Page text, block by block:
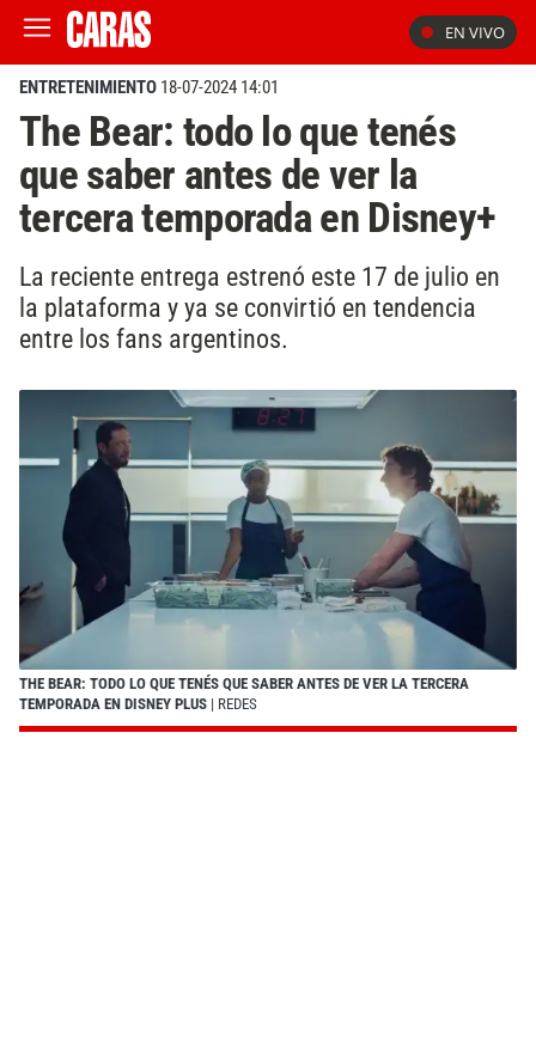
EN VIVO
ENTRETENIMIENTO 18-07-2024 14:01
The Bear: todo lo que tenés
que saber antes de ver la
tercera temporada en Disney+
La reciente entrega estrenó este 17 de julio en
la plataforma y ya se convirtió en tendencia
entre los fans argentinos.
THE BEAR: TODO LO QUE TENÉS QUE SABER ANTES DE VER LA TERCERA
TEMPORADA EN DISNEY PLUS | REDES